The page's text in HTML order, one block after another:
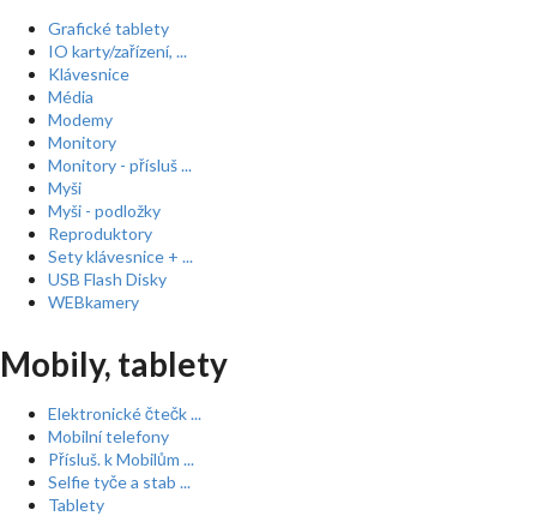
Grafické tablety
IO karty/zařízení, ...
Klávesnice
Média
Modemy
Monitory
Monitory - přísluš ...
Myši
Myši - podložky
Reproduktory
Sety klávesnice + ...
USB Flash Disky
WEBkamery
Mobily, tablety
Elektronické čtečk ...
Mobilní telefony
Přísluš. k Mobilům ...
Selfie tyče a stab ...
Tablety